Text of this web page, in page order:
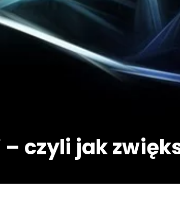
– czyli jak